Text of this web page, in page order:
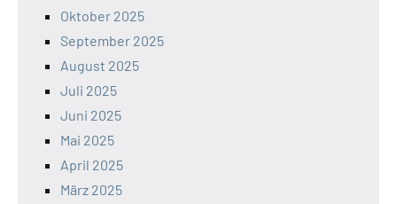
Oktober 2025
September 2025
August 2025
Juli 2025
Juni 2025
Mai 2025
April 2025
März 2025